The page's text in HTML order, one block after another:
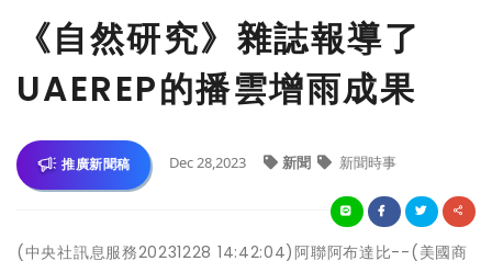
《自然研究》雜誌報導了
UAEREP的播雲增雨成果
推廣新聞稿 Dec 28,2023 新聞 新聞時事
(中央社訊息服務20231228 14:42:04)阿聯阿布達比--(美國商